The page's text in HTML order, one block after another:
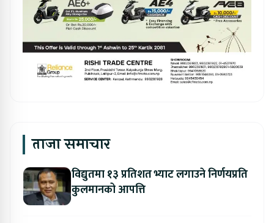
ताजा समाचार
विद्युतमा १३ प्रतिशत भ्याट लगाउने निर्णयप्रति
कुलमानको आपत्ति